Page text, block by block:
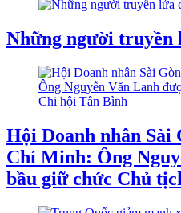
Những người truyền
Hội Doanh nhân Sài
Chí Minh: Ông
bầu giữ chức Chủ